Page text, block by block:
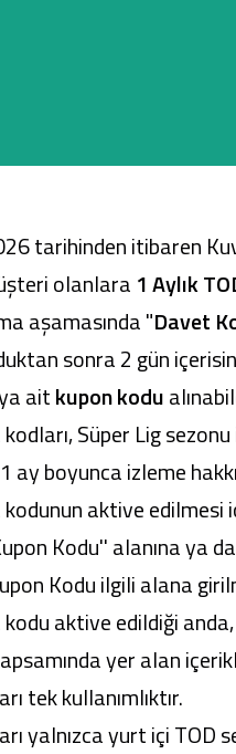
tarihinden itibaren
olanlara 1 Aylık
aşamasında "Davet
sonra 2 gün
aitkupon kodu
Süper Lig
1 ay boyunca izleme
aktive edilmesi
Kodu'' alanına ya
Kodu ilgili alana
aktive edildiği
yer alan
tek kullanımlıktır.
yalnızca yurt içi TOD